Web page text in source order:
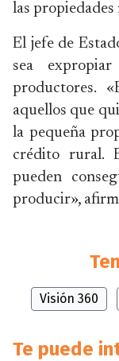
las propiedades
El jefe de
sea
productores.
aquellos que
la pequeña
crédito rural.
pueden
producir»,
Visión 360
Te puede